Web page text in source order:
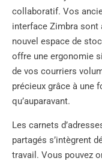
collaboratif. Vos
interface Zimbra
nouvel espace de
offre une ergonomie
de vos courriers
précieux grâce à une
qu’auparavant.
Les carnets
partagés s’intègrent
travail. Vous pouvez